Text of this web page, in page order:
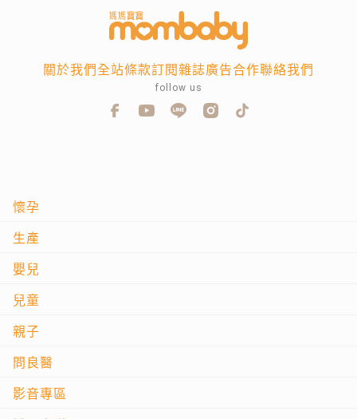
懷孕
生產
嬰兒
兒童
親子
問良醫
影音專區
關於我們全站條款訂閱雜誌廣告合作聯絡我們
follow us